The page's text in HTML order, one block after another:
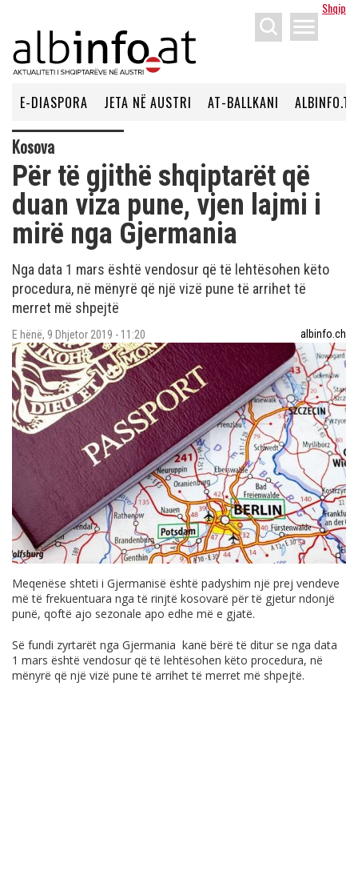
Shqip
menu
E-DIASPORA JETA NË AUSTRI AT-BALLKANI ALBINFO.TV
Kosova
Për të gjithë shqiptarët që
duan viza pune, vjen lajmi i
mirë nga Gjermania
Nga data 1 mars është vendosur që të lehtësohen këto
procedura, në mënyrë që një vizë pune të arrihet të
merret më shpejtë
E hënë, 9 Dhjetor 2019 - 11:20 albinfo.ch
Meqenëse shteti i Gjermanisë është padyshim një prej vendeve
më të frekuentuara nga të rinjtë kosovarë për të gjetur ndonjë
punë, qoftë ajo sezonale apo edhe më e gjatë.
Së fundi zyrtarët nga Gjermania kanë bërë të ditur se nga data
1 mars është vendosur që të lehtësohen këto procedura, në
mënyrë që një vizë pune të arrihet të merret më shpejtë.